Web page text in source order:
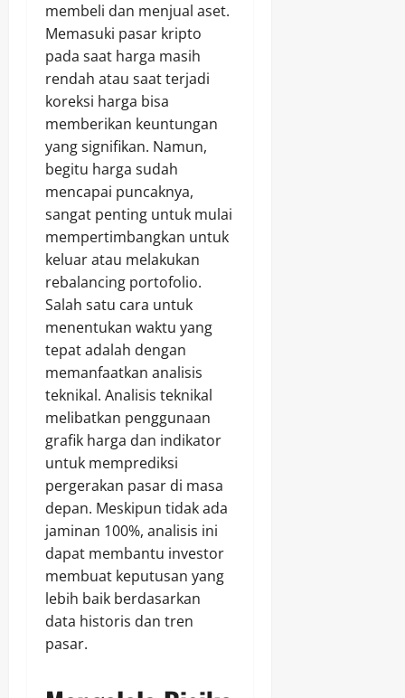
membeli dan menjual aset.
Memasuki pasar kripto
pada saat harga masih
rendah atau saat terjadi
koreksi harga bisa
memberikan keuntungan
yang signifikan. Namun,
begitu harga sudah
mencapai puncaknya,
sangat penting untuk mulai
mempertimbangkan untuk
keluar atau melakukan
rebalancing portofolio.
Salah satu cara untuk
menentukan waktu yang
tepat adalah dengan
memanfaatkan analisis
teknikal. Analisis teknikal
melibatkan penggunaan
grafik harga dan indikator
untuk memprediksi
pergerakan pasar di masa
depan. Meskipun tidak ada
jaminan 100%, analisis ini
dapat membantu investor
membuat keputusan yang
lebih baik berdasarkan
data historis dan tren
pasar.